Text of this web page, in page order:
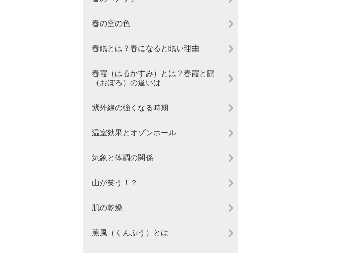
春の空の色
春眠とは？春になると眠い理由
春霞（はるかすみ）とは？春霞と朧
（おぼろ）の違いは
紫外線の強くなる時期
温室効果とオゾンホール
気象と体調の関係
山が笑う！？
肌の乾燥
薫風（くんぷう）とは